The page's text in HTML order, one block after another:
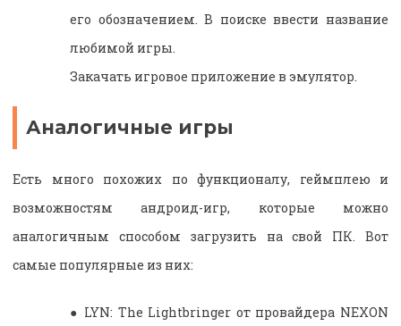
его обозначением. В поиске ввести название
любимой игры.
Закачать игровое приложение в эмулятор.
Аналогичные игры
Есть много похожих по функционалу, геймплею и
возможностям андроид-игр, которые можно
аналогичным способом загрузить на свой ПК. Вот
самые популярные из них:
● LYN: The Lightbringer от провайдера NEXON